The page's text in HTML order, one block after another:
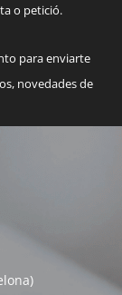
o petició.
para enviarte
novedades de